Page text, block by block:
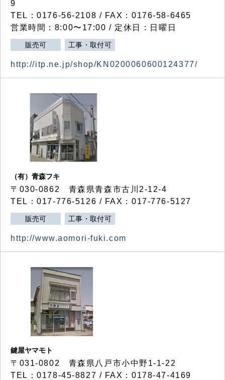
9
TEL：0176-56-2108 / FAX：0176-58-6465
営業時間：8:00〜17:00 / 定休日：日曜日
販売可 工事・取付可
http://itp.ne.jp/shop/KN0200060600124377/
（有）青森フキ
〒030-0862 青森県青森市古川2-12-4
TEL：017-776-5126 / FAX：017-776-5127
販売可 工事・取付可
http://www.aomori-fuki.com
鍵屋ヤマモト
〒031-0802 青森県八戸市小中野1-1-22
TEL：0178-45-8827 / FAX：0178-47-4169